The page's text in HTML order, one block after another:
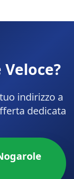
indirizzo a
dedicata